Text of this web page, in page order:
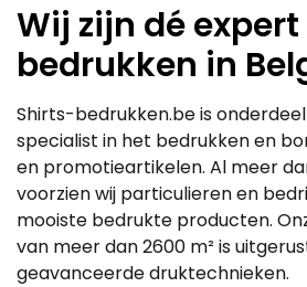
Deze
optie
kan
worden
op
de
productpagina
Deze
optie
kan
op
de
Wij zijn dé
bedrukken in
Shirts-bedrukken.be is
specialist in het bedrukken en
en promotieartikelen. Al meer
voorzien wij particulieren en
mooiste bedrukte producten.
van meer dan 2600 m² is
geavanceerde druktechnieken.